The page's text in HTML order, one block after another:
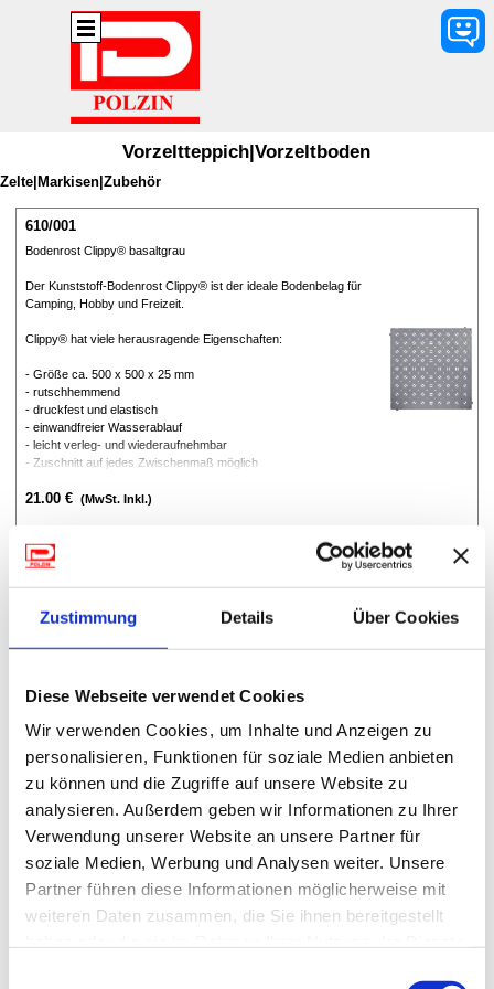
Zustimmung Details Über Cookies
Diese Webseite verwendet Cookies
Wir verwenden Cookies, um Inhalte und Anzeigen zu
personalisieren, Funktionen für soziale Medien anbieten
zu können und die Zugriffe auf unsere Website zu
analysieren. Außerdem geben wir Informationen zu Ihrer
Verwendung unserer Website an unsere Partner für
soziale Medien, Werbung und Analysen weiter. Unsere
Partner führen diese Informationen möglicherweise mit
weiteren Daten zusammen, die Sie ihnen bereitgestellt
Direkt zum Seiteninhalt
Menü überspringen
Vorzeltteppich|Vorzeltboden
Zelte|Markisen|Zubehör
610/001
Bodenrost Clippy® basaltgrau
Der Kunststoff-Bodenrost Clippy® ist der ideale Bodenbelag für
Camping, Hobby und Freizeit.
Clippy® hat viele herausragende Eigenschaften:
- Größe ca. 500 x 500 x 25 mm
- rutschhemmend
- druckfest und elastisch
- einwandfreier Wasserablauf
- leicht verleg- und wiederaufnehmbar
- Zuschnitt auf jedes Zwischenmaß möglich
- verträgt Stuhlbeine und bietet gleichzeitig Raum für Kabelkanäle
Material: PE Polyethylen
Breite: 50 cm
Höhe: 2,5 cm
Nettogewicht: 1,1 kg
21.00 € (MwSt. Inkl.)
75-598
15.00 €
76-501